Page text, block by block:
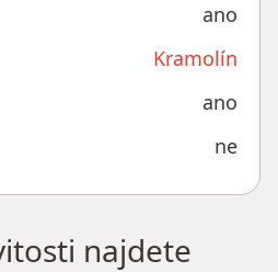
ano
Kramolín
ano
ne
najdete